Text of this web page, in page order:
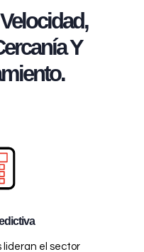
Y
lideran el sector